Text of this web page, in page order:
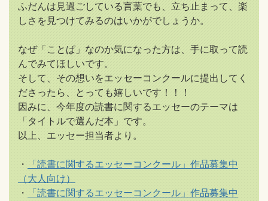
ふだんは見過ごしている言葉でも、立ち止まって、楽
しさを見つけてみるのはいかがでしょうか。
なぜ「ことぱ」なのか気になった方は、手に取って読
んでみてほしいです。
そして、その想いをエッセーコンクールに提出してく
ださったら、とっても嬉しいです！！！
因みに、今年度の読書に関するエッセーのテーマは
「タイトルで選んだ本」です。
以上、エッセー担当者より。
・
「読書に関するエッセーコンクール」作品募集中
（大人向け）
・
「読書に関するエッセーコンクール」作品募集中